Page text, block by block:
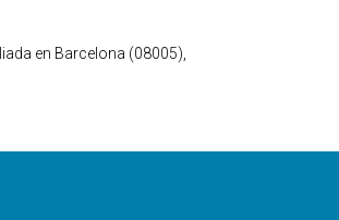
en Barcelona (08005),